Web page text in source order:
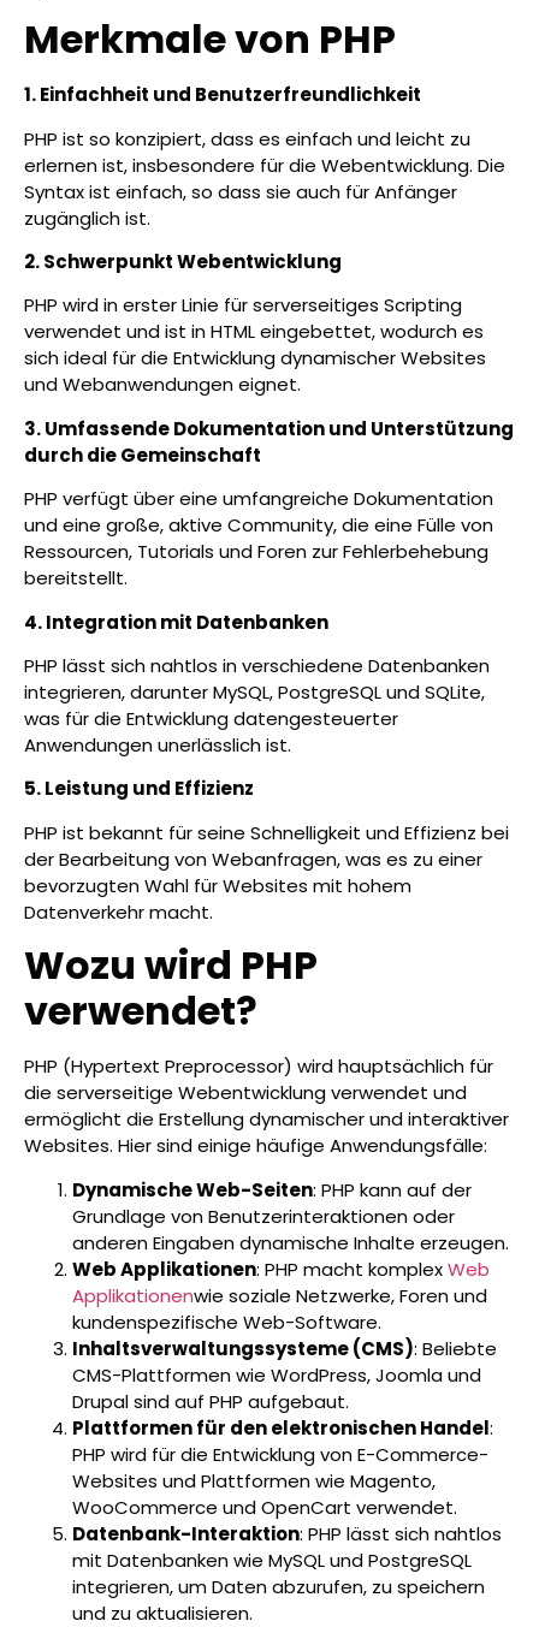
Merkmale von PHP
1. Einfachheit und Benutzerfreundlichkeit
PHP ist so konzipiert, dass es einfach und leicht zu
erlernen ist, insbesondere für die Webentwicklung. Die
Syntax ist einfach, so dass sie auch für Anfänger
zugänglich ist.
2. Schwerpunkt Webentwicklung
PHP wird in erster Linie für serverseitiges Scripting
verwendet und ist in HTML eingebettet, wodurch es
sich ideal für die Entwicklung dynamischer Websites
und Webanwendungen eignet.
3. Umfassende Dokumentation und Unterstützung
durch die Gemeinschaft
PHP verfügt über eine umfangreiche Dokumentation
und eine große, aktive Community, die eine Fülle von
Ressourcen, Tutorials und Foren zur Fehlerbehebung
bereitstellt.
4. Integration mit Datenbanken
PHP lässt sich nahtlos in verschiedene Datenbanken
integrieren, darunter MySQL, PostgreSQL und SQLite,
was für die Entwicklung datengesteuerter
Anwendungen unerlässlich ist.
5. Leistung und Effizienz
PHP ist bekannt für seine Schnelligkeit und Effizienz bei
der Bearbeitung von Webanfragen, was es zu einer
bevorzugten Wahl für Websites mit hohem
Datenverkehr macht.
Wozu wird PHP
verwendet?
PHP (Hypertext Preprocessor) wird hauptsächlich für
die serverseitige Webentwicklung verwendet und
ermöglicht die Erstellung dynamischer und interaktiver
Websites. Hier sind einige häufige Anwendungsfälle:
Dynamische Web-Seiten: PHP kann auf der
Grundlage von Benutzerinteraktionen oder
anderen Eingaben dynamische Inhalte erzeugen.
Web Applikationen: PHP macht komplexWeb
Applikationenwie soziale Netzwerke, Foren und
kundenspezifische Web-Software.
Inhaltsverwaltungssysteme (CMS): Beliebte
CMS-Plattformen wie WordPress, Joomla und
Drupal sind auf PHP aufgebaut.
Plattformen für den elektronischen Handel:
PHP wird für die Entwicklung von E-Commerce-
Websites und Plattformen wie Magento,
WooCommerce und OpenCart verwendet.
Datenbank-Interaktion: PHP lässt sich nahtlos
mit Datenbanken wie MySQL und PostgreSQL
integrieren, um Daten abzurufen, zu speichern
und zu aktualisieren.